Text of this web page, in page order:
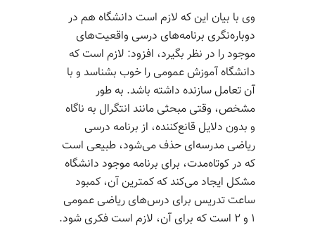
وی با بیان این که لازم است دانشگاه هم در
دوباره‌نگری برنامه‌های درسی واقعیت‌های
موجود را در نظر بگیرد، افزود: لازم است که
دانشگاه آموزش عمومی را خوب بشناسد و با
آن تعامل سازنده داشته باشد. به طور
مشخص، وقتی مبحثی مانند انتگرال به ناگاه
و بدون دلایل قانع­‌کننده، از برنامه درسی
ریاضی مدرسه‌­ای حذف می‌­شود، طبیعی است
که در کوتاه­‌مدت، برای برنامه موجود دانشگاه
مشکل ایجاد می‌­کند که کمترین آن، کمبود
ساعت تدریس برای درس‌­های ریاضی عمومی
۱ و ۲ است که برای آن، لازم است فکری شود.